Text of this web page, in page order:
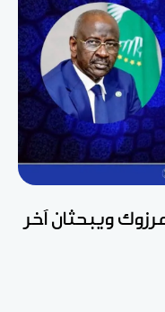
ويبحثان آخر